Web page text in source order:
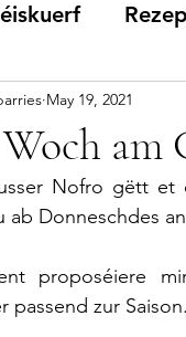
am
May 19, 2021
Nofro gëtt et
ab Donneschdes
proposéiere
passend zur